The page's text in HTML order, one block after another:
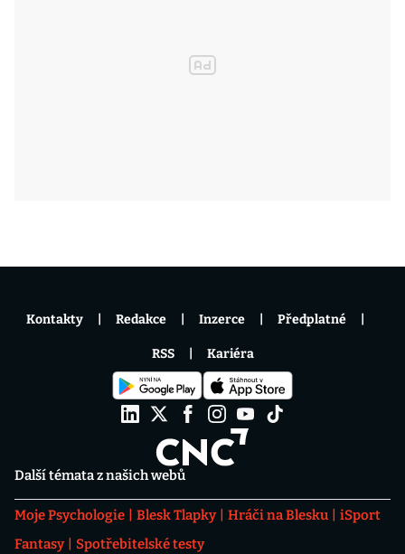
Další témata z našich webů
Moje Psychologie Blesk Tlapky Hráči na Blesku
iSport
Fantasy
Spotřebitelské testy
Kontakty Redakce Inzerce Předplatné
RSS Kariéra